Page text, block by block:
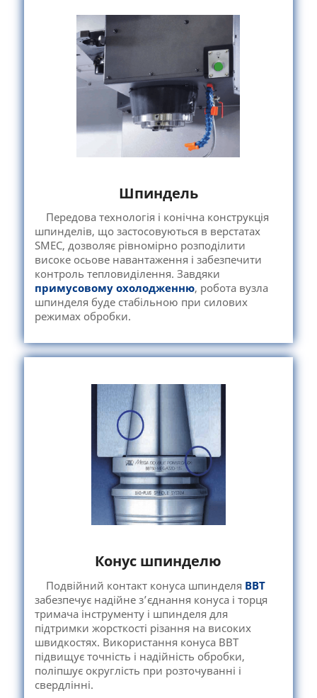
Шпиндель
Передова технологія і конічна конструкція
шпинделів, що застосовуються в верстатах
SMEC, дозволяє рівномірно розподілити
високе осьове навантаження і забезпечити
контроль тепловиділення. Завдяки
примусовому охолодженню, робота вузла
шпинделя буде стабільною при силових
режимах обробки.
Конус шпинделю
Подвійний контакт конуса шпинделя ВВТ
забезпечує надійне з’єднання конуса і торця
тримача інструменту і шпинделя для
підтримки жорсткості різання на високих
швидкостях. Використання конуса ВВТ
підвищує точність і надійність обробки,
поліпшує округлість при розточуванні і
свердлінні.